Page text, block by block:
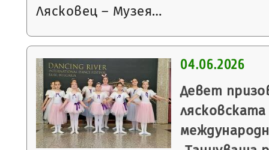
Лясковец – Музея…
04.06.2026
Девет